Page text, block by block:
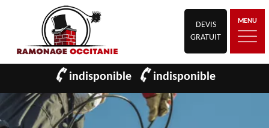
DEVIS
GRATUIT
MENU
indisponible indisponible